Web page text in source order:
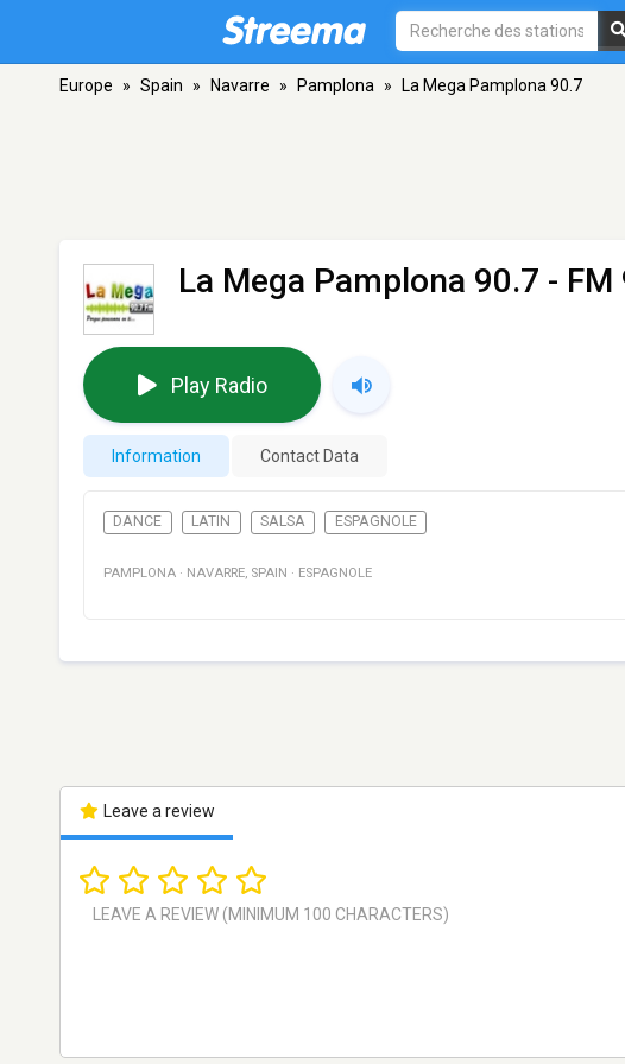
Europe » Spain » Navarre » Pamplona » La Mega Pamplona 90.7
La Mega Pamplona 90.7 - FM
Play Radio
Information Contact Data
DANCE LATIN SALSA ESPAGNOLE
PAMPLONA · NAVARRE, SPAIN · ESPAGNOLE
Leave a review